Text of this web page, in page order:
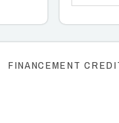
FINANCEMENT